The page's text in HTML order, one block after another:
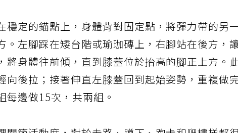
穩定的錨點上，身體背對固定點，將彈力帶的另
。左腳踩在矮台階或瑜珈磚上，右腳站在後方，
將身體往前傾，直到膝蓋位於抬高的腳正上方。
向後拉；接著伸直左膝蓋回到起始姿勢，重複做
邊做15次，共兩組。